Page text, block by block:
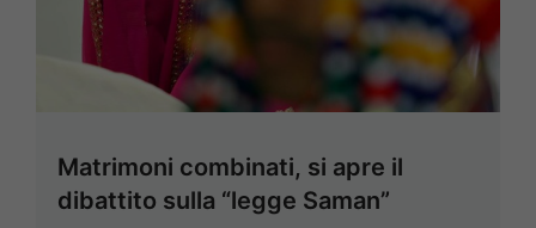
Matrimoni combinati, si apre il
dibattito sulla “legge Saman”